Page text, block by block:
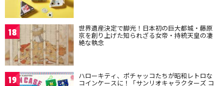
18 世界遺産決定で脚光！日本初の巨大都城・藤原
京を創り上げた知られざる女帝・持統天皇の凄
絶な執念
19 ハローキティ、ポチャッコたちが昭和レトロな
コインケースに！「サンリオキャラクターズ コ